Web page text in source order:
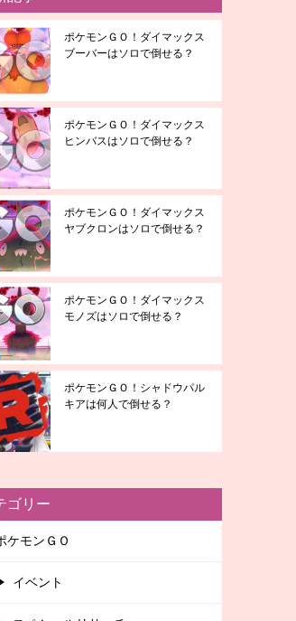
ポケモンＧＯ！ダイマックス
ブーバーはソロで倒せる？
ポケモンＧＯ！ダイマックス
ヒンバスはソロで倒せる？
ポケモンＧＯ！ダイマックス
ヤブクロンはソロで倒せる？
ポケモンＧＯ！ダイマックス
モノズはソロで倒せる？
ポケモンＧＯ！シャドウパル
キアは何人で倒せる？
ゴリー
ケモンＧＯ
イベント